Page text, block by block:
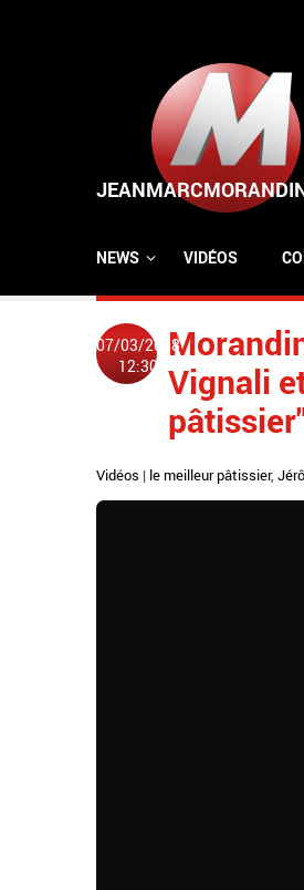
NEWS VIDÉOS
07/03/2018
12:30 Vignali
Vidéos | le meilleur pâtissier,